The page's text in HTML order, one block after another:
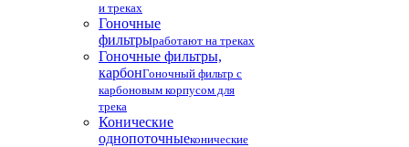
и треках
Гоночные
фильтрыработают на треках
Гоночные фильтры,
карбонГоночный фильтр с
карбоновым корпусом для
трека
Конические
однопоточныеконические